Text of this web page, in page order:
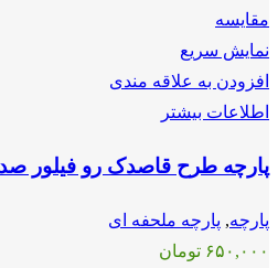
مقايسه
نمایش سریع
افزودن به علاقه مندی
اطلاعات بیشتر
پارچه طرح قاصدک رو فیلور صد
پارچه, پارچه ملحفه ای
۶۵۰,۰۰۰ تومان